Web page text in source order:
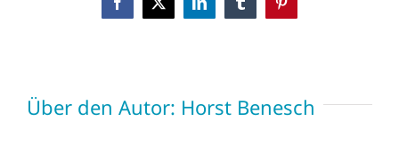
Facebook
X LinkedInTumblrPinterest
Über den Autor: Horst Benesch